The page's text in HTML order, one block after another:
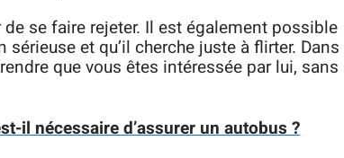
se faire rejeter. Il est également possible
et qu’il cherche juste à flirter. Dans
que vous êtes intéressée par lui, sans
il nécessaire d’assurer un autobus ?